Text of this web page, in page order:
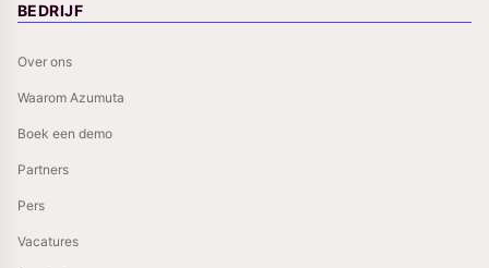
BEDRIJF
Over ons
Waarom Azumuta
Boek een demo
Partners
Pers
Vacatures